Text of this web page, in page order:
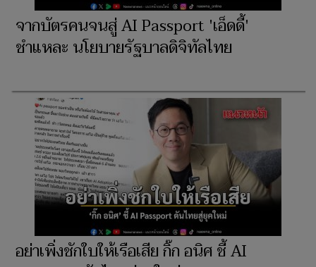
จากบัตรคนจนสู่ AI Passport 'เอ็ดดี้'
ชำแหละ นโยบายรัฐบาลดิจิทัลไทย
อย่าเพิ่งชักใบให้เรือเสีย กิ๊ก อนิศ ชี้ AI